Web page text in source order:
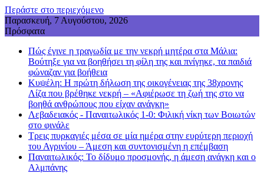
Περάστε στο περιεχόμενο
Παρασκευή, 7 Αυγούστου, 2026
Πρόσφατα
Πώς έγινε η τραγωδία με την νεκρή μητέρα στα Μάλια:
Βούτηξε για να βοηθήσει τη φίλη της και πνίγηκε, τα παιδιά
φώναζαν για βοήθεια
Κυψέλη: Η πρώτη δήλωση της οικογένειας της 38χρονης
Λίζα που βρέθηκε νεκρή – «Αφιέρωσε τη ζωή της στο να
βοηθά ανθρώπους που είχαν ανάγκη»
Λεβαδειακός - Παναιτωλικός 1-0: Φιλική νίκη των Βοιωτών
στο φινάλε
Τρεις πυρκαγιές μέσα σε μία ημέρα στην ευρύτερη περιοχή
του Αγρινίου – Άμεση και συντονισμένη η επέμβαση
Παναιτωλικός: Το δίδυμο προσμονής, η άμεση ανάγκη και ο
Αλμπάνης